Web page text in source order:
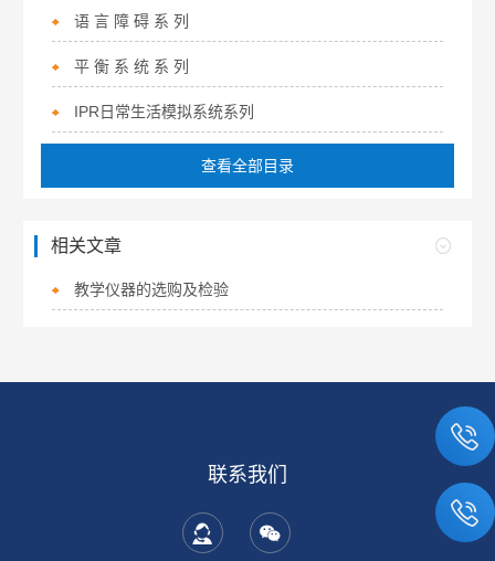
语 言 障 碍 系 列
平 衡 系 统 系 列
IPR日常生活模拟系统系列
查看全部目录
相关文章
教学仪器的选购及检验
联系我们